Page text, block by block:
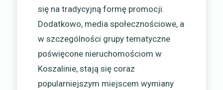
się na tradycyjną formę promocji.
Dodatkowo, media społecznościowe, a
w szczególności grupy tematyczne
poświęcone nieruchomościom w
Koszalinie, stają się coraz
popularniejszym miejscem wymiany